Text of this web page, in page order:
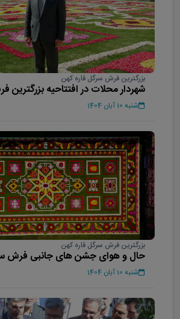
بزرگترین فرش سرگل قاره کهن
شهردار محلات در افتتاحیه بزرگترین
شنبه 10 آبان 1404
بزرگترین فرش سرگل قاره کهن
حال و هوای جشن های جانبی فرش
شنبه 10 آبان 1404